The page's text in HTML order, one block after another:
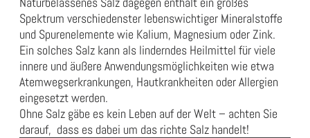
Spektrum verschiedenster lebenswichtiger Mineralstoffe
und Spurenelemente wie Kalium, Magnesium oder Zink.
Ein solches Salz kann als linderndes Heilmittel für viele
innere und äußere Anwendungsmöglichkeiten wie etwa
Atemwegserkrankungen, Hautkrankheiten oder Allergien
eingesetzt werden.
Ohne Salz gäbe es kein Leben auf der Welt – achten Sie
darauf, dass es dabei um das richte Salz handelt!